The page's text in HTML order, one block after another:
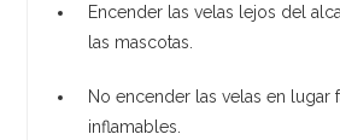
Encender las velas lejos del
las mascotas.
No encender las velas en lugar
inflamables.